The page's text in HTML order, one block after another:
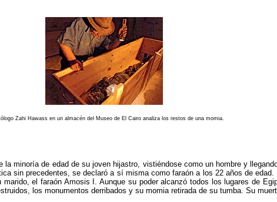
Zahi Hawass en un almacén del Museo de El Cairo analiza los restos de una momia.
minoría de edad de su joven hijastro, vistiéndose como un hombre y
sin precedentes, se declaró a sí misma como faraón a los 22 años de
el faraón Amosis I. Aunque su poder alcanzó todos los lugares de
los monumentos derribados y su momia retirada de su tumba. Su